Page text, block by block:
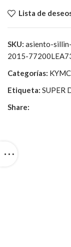
Lista de
SKU: asiento-
2015-
Categorías:
Etiqueta: SUPER
Share: